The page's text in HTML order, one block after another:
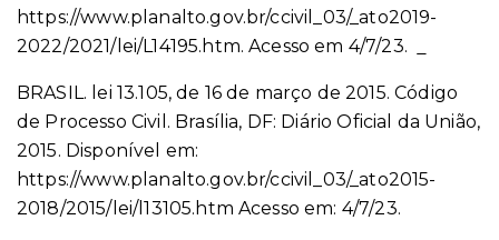
https://www.planalto.gov.br/ccivil_03/_ato2019-
2022/2021/lei/L14195.htm. Acesso em 4/7/23.
BRASIL. lei 13.105, de 16 de março de 2015. Código
de Processo Civil. Brasília, DF: Diário Oficial da União,
2015. Disponível em:
https://www.planalto.gov.br/ccivil_03/_ato2015-
2018/2015/lei/l13105.htm Acesso em: 4/7/23.